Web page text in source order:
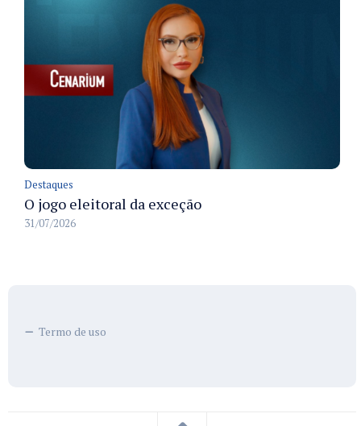
Destaques
O jogo eleitoral da exceção
31/07/2026
Termo de uso